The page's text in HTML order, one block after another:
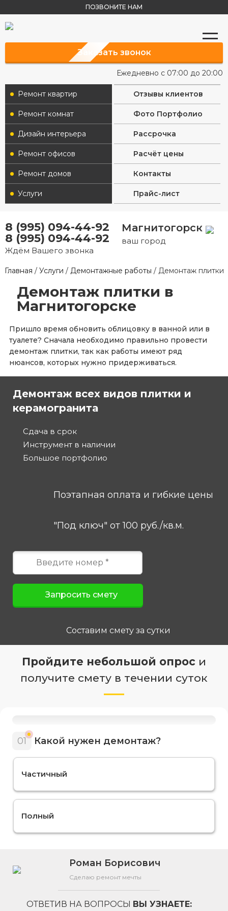
ПОЗВОНИТЕ НАМ
Заказать звонок
Ежедневно с 07:00 до 20:00
Ремонт квартир
Ремонт комнат
Дизайн интерьера
Ремонт офисов
Ремонт домов
Услуги
Отзывы клиентов
Фото Портфолио
Рассрочка
Расчёт цены
Контакты
Прайс-лист
8 (995) 094-44-92
8 (995) 094-44-92
Ждём Вашего звонка
Магнитогорск
ваш город
Главная / Услуги / Демонтажные работы / Демонтаж плитки
Демонтаж плитки в
Магнитогорске
Пришло время обновить облицовку в ванной или в
туалете? Сначала необходимо правильно провести
демонтаж плитки, так как работы имеют ряд
нюансов, которых нужно придерживаться.
Демонтаж всех видов плитки и
керамогранита
Сдача в срок
Инструмент в наличии
Большое портфолио
Поэтапная оплата и гибкие цены
"Под ключ" от 100 руб./кв.м.
Составим смету за сутки
Пройдите небольшой опрос и
получите смету в течении суток
Роман Борисович
Сделаю ремонт мечты
ОТВЕТИВ НА ВОПРОСЫ ВЫ УЗНАЕТЕ:
01 Какой нужен демонтаж?
Частичный
Полный